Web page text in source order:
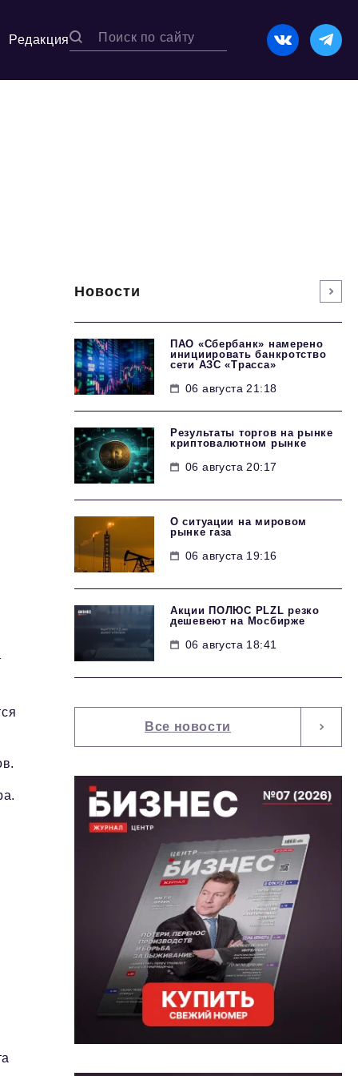
Редакция
Новости
ПАО «Сбербанк» намерено
инициировать банкротство
сети АЗС «Трасса»
06 августа 21:18
Результаты торгов на рынке
криптовалютном рынке
06 августа 20:17
О ситуации на мировом
рынке газа
06 августа 19:16
Акции ПОЛЮС PLZL резко
дешевеют на Мосбирже
06 августа 18:41
Все новости